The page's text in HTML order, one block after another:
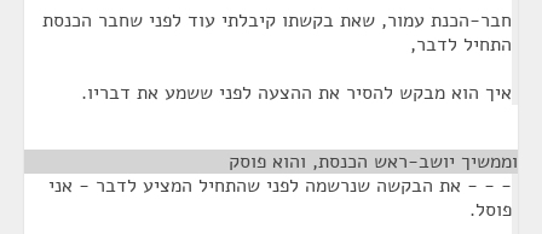
חבר-הכנת עמור, שאת בקשתו קיבלתי עוד לפני שחבר הכנסת
התחיל לדבר,
איך הוא מבקש להסיר את ההצעה לפני ששמע את דבריו.
וממשיך יושב-ראש הכנסת, והוא פוסק
- - - את הבקשה שנרשמה לפני שהתחיל המציע לדבר - אני
פוסל.